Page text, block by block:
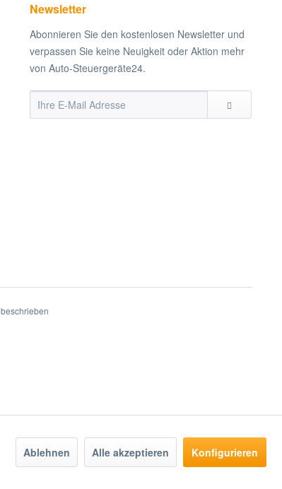
Newsletter
Abonnieren Sie den kostenlosen Newsletter und
verpassen Sie keine Neuigkeit oder Aktion mehr
von Auto-Steuergeräte24.
Ablehnen Alle akzeptieren Konfigurieren